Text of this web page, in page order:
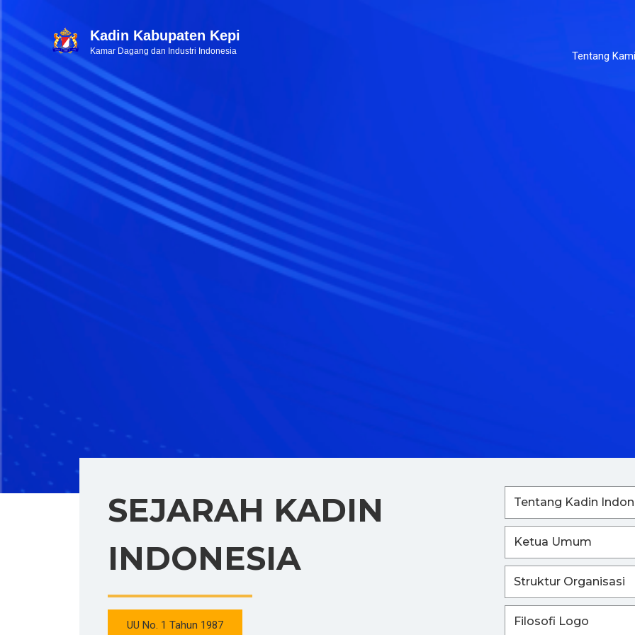
Kadin Kabupaten Kepi
Kamar Dagang dan Industri Indonesia Tentang Kami
SEJARAH KADIN
INDONESIA
UU No. 1 Tahun 1987
Tentang Kadin
Ketua Umum
Struktur Organisasi
Filosofi Logo